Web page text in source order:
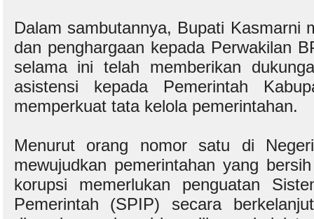
Dalam sambutannya, Bupati Kasmarni
dan penghargaan kepada Perwakilan
selama ini telah memberikan
asistensi kepada Pemerintah
memperkuat tata kelola pemerintahan.
Menurut orang nomor satu di
mewujudkan pemerintahan yang
korupsi memerlukan penguatan
Pemerintah (SPIP) secara